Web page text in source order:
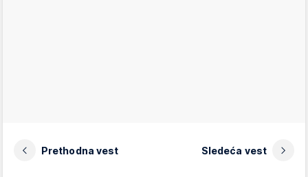
Prethodna vest Sledeća vest